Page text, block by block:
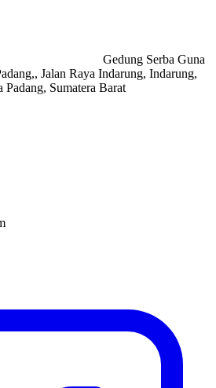
Gedung Serba Guna
Jalan Raya Indarung, Indarung,
Sumatera Barat